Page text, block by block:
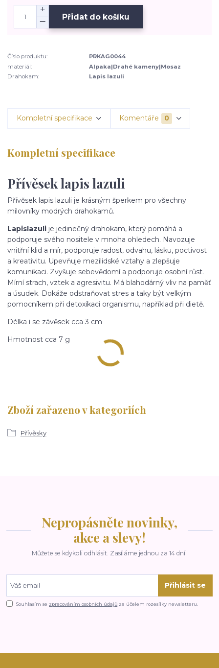
Přidat do košíku
Číslo produktu:
PRKAG0044
materiál:
Alpaka|Drahé kameny|Mosaz
Drahokam:
Lapis lazuli
Kompletní specifikace Komentáře 0
Kompletní specifikace
Přívěsek lapis lazuli
Přívěsek lapis lazuli je krásným šperkem pro všechny
milovníky modrých drahokamů.
Lapis lazuli je jedinečný drahokam, který pomáhá a
podporuje svého nositele v mnoha ohledech. Navozuje
vnitřní klid a mír, podporuje radost, odvahu, lásku, poctivost
a kreativitu. Upevňuje mezilidské vztahy a zlepšuje
komunikaci. Zvyšuje sebevědomí a podporuje osobní růst.
Mírní strach, vztek a agresivitu. Má blahodárný vliv na paměť
a úsudek. Dokáže odstraňovat stres a taky být velkým
pomocníkem při detoxikaci organismu, například při dietě.
Délka i se závěsek cca 3 cm
Hmotnost cca 7 g
Zboží zařazeno v kategoriích
Přívěsky
Nepropásněte novinky,
akce a slevy!
Můžete se kdykoli odhlásit. Zasíláme jednou za 14 dní.
Přihlásit se
Souhlasím se zpracováním osobních údajů za účelem rozesílky newsletteru.